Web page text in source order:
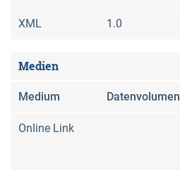
XML 1.0
Medien
Medium Datenvolumen
Online Link